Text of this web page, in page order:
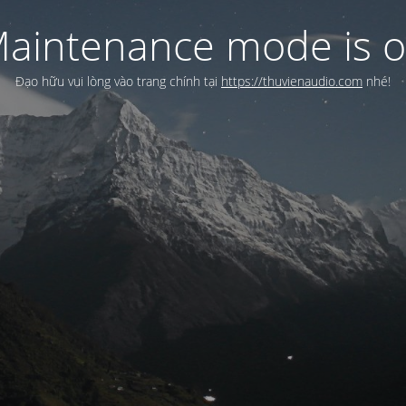
mode is
Đạo hữu vui lòng vào trang chính tại https://thuvienaudio.com nhé!